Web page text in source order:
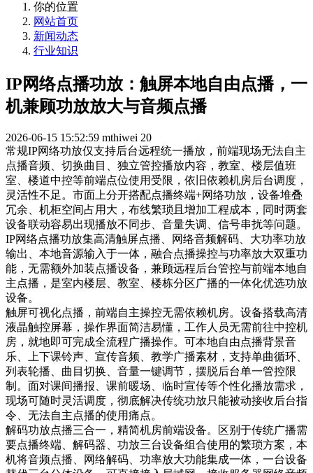
你的位置
网站首页
新闻动态
行业知识
IP网络点播功放：触屏本地自由点播，一
机兼顾功放放大与音频点播
2026-06-15 15:52:59 mthiwei 20
常规IP网络功放仅支持后台远程统一播放，前端现场无法自主
点播音频、切换曲目、独立管控播放内容，教室、楼层值班
室、楼道中控等前端点位使用受限，依旧依赖机房后台调度，
灵活性不足。市面上分开搭配点播终端+网络功放，设备堆叠
冗余、机柜空间占用大，布线繁琐且增加工程成本，同时两套
设备联动容易出现播放不同步、音量失调、信号串扰等问题。
IP网络点播功放集高清触屏点播、网络音频解码、大功率功放
输出、本地音源输入于一体，融合点播操控与功率放大双重功
能，无需额外加装点播设备，兼顾远程后台管控与前端本地自
主点播，是室内楼层、教室、楼栋分区广播的一体化优选功放
设备。
触屏可视化点播，前端自主操控无需依赖机房。设备搭载高清
液晶触控屏幕，操作界面简洁易懂，工作人员无需前往中控机
房，就地即可完成全流程广播操作。可本地自由点播背景音
乐、上下课铃声、宣传音频、教学广播素材，支持单曲循环、
列表轮播、曲目切换、音量一键调节，摆脱后台单一管控限
制。面对课间播报、课前暖场、临时宣传等个性化播放需求，
现场可随时灵活调度，彻底解决传统功放只能被动接收后台指
令、无法自主点播的使用痛点。
解码功放点播三合一，精简机房前端设备。区别于传统广播需
要点播终端、解码器、功放三台设备组合使用的繁琐方案，本
机将音频点播、网络解码、功率放大功能集成一体，一台设备